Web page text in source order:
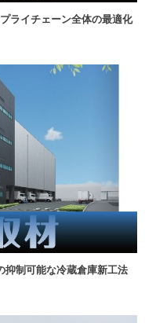
ライチェーン全体の最適化
抑制可能な冷蔵倉庫新工法